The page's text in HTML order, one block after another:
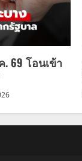
. 69 โอนเข้า